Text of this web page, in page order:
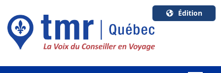
Édition
U.S.A.
English
Canada